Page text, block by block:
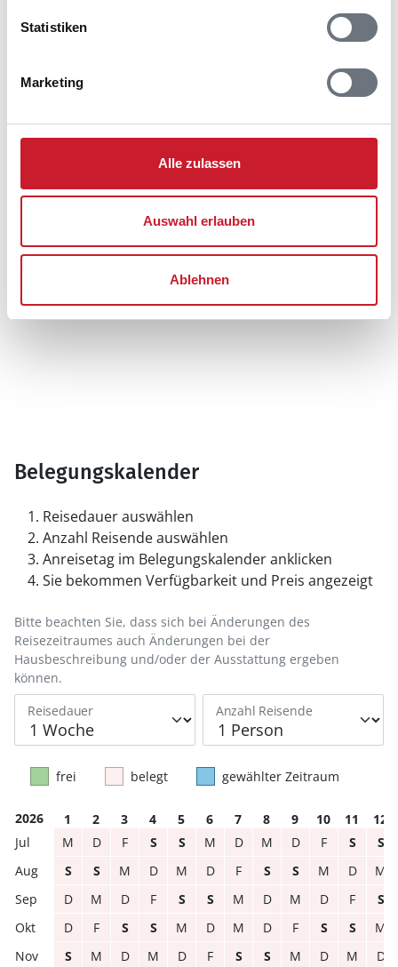
Statistiken
Marketing
Alle zulassen
Auswahl erlauben
Ablehnen
Ferienhaus 65830
9480 Løkken
Belegungskalender
Reisedauer auswählen
Anzahl Reisende auswählen
Anreisetag im Belegungskalender anklicken
Sie bekommen Verfügbarkeit und Preis angezeigt
Reisedauer Anzahl Reisende
Bitte beachten Sie, dass sich bei Änderungen des
Reisezeitraumes auch Änderungen bei der
Hausbeschreibung und/oder der Ausstattung ergeben
können.
frei belegt gewählter Zeitraum
2026 1 2 3 4 5 6 7 8 9 10 11
12
M
D F S S M D M D F S
S
S
S M D M D F S S M D
M
D
M D F S S M D M D F
S
D
F S S M D M D F S S
M
S
M D M D F S S M D M D